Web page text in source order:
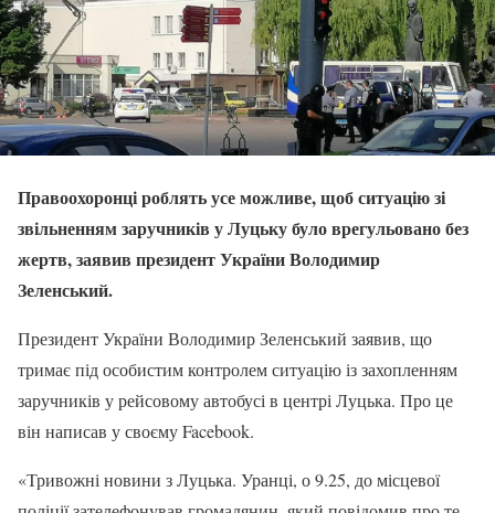
Правоохоронці роблять усе можливе, щоб ситуацію зі
звільненням заручників у Луцьку було врегульовано без
жертв, заявив президент України Володимир
Зеленський.
Президент України Володимир Зеленський заявив, що
тримає під особистим контролем ситуацію із захопленням
заручників у рейсовому автобусі в центрі Луцька. Про це
він написав у своєму Facebook.
«Тривожні новини з Луцька. Уранці, о 9.25, до місцевої